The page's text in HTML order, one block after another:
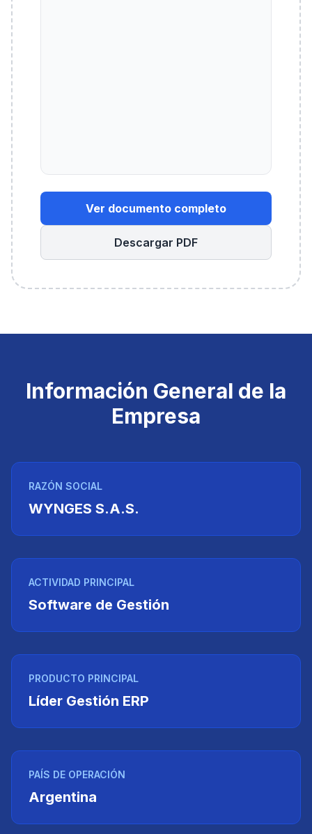
Ver documento completo
Descargar PDF
Información General de la
Empresa
RAZÓN SOCIAL
WYNGES S.A.S.
ACTIVIDAD PRINCIPAL
Software de Gestión
PRODUCTO PRINCIPAL
Líder Gestión ERP
PAÍS DE OPERACIÓN
Argentina